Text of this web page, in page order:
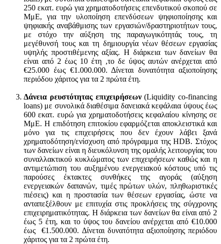
250 εκατ. ευρώ για χρηματοδοτήσεις επενδυτικού σκοπού σε
ΜμΕ, για την υλοποίηση επενδύσεων ψηφιοποίησης και
ψηφιακής αναβάθμισης των εργασιών/δραστηριοτήτων τους,
με στόχο την αύξηση της παραγωγικότητάς τους, τη
μεγέθυνσή τους και τη δημιουργία νέων θέσεων εργασίας
υψηλής προστιθέμενης αξίας. Η διάρκεια των δανείων θα
είναι από 2 έως 10 έτη ,το δε ύψος αυτών ανέρχεται από
€25.000 έως €1.000.000. Δίνεται δυνατότητα αξιοποίησης
περιόδου χάριτος για τα 2 πρώτα έτη.
Δάνεια ρευστότητας επιχειρήσεων(Liquidity co-financing
loans) με συνολικά διαθέσιμα δανειακά κεφάλαια ύψους έως
600 εκατ. ευρώ για χρηματοδοτήσεις κεφαλαίου κίνησης σε
ΜμΕ. Η επιδότηση επιτοκίου εφαρμόζεται αποκλειστικά και
μόνο για τις επιχειρήσεις που δεν έχουν λάβει ξανά
χρηματοδότηση/ενίσχυση από πρόγραμμα της HDB. Στόχος
των δανείων είναι η διευκόλυνση της ομαλής λειτουργίας του
συναλλακτικού κυκλώματος των επιχειρήσεων καθώς και η
αντιμετώπιση του αυξημένου ενεργειακού κόστους υπό τις
παρούσες έκτακτες συνθήκες της αγοράς (αύξηση
ενεργειακών δαπανών, τιμές πρώτων υλών, πληθωριστικές
πιέσεις) και η προστασία των θέσεων εργασίας, ώστε να
ανταπεξέλθουν με επιτυχία στις προκλήσεις της σύγχρονης
επιχειρηματικότητας. Η διάρκεια των δανείων θα είναι από 2
έως 5 έτη, και το ύψος του δανείου ανέρχεται από €10.000
έως €1.500.000. Δίνεται δυνατότητα αξιοποίησης περιόδου
χάριτος για τα 2 πρώτα έτη.